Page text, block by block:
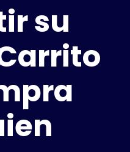
Plus+
sesión
frecuentes
su